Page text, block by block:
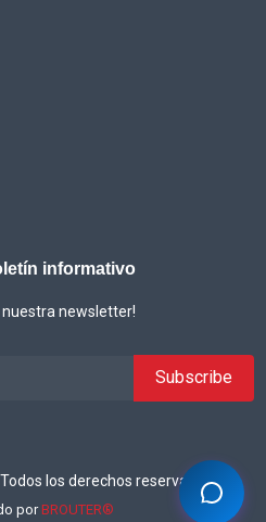
informativo
nuestra newsletter!
Todos los derechos reservados
porBROUTER®